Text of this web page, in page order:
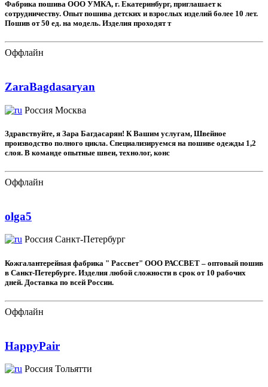
Фабрика пошива ООО УМКА, г. Екатеринбург, приглашает к
сотрудничеству. Опыт пошива детских и взрослых изделий более 10 лет.
Пошив от 50 ед. на модель. Изделия проходят т
Оффлайн
ZaraBagdasaryan
Россия Москва
Здравствуйте, я Зара Багдасарян! К Вашим услугам, Швейное
производство полного цикла. Специализируемся на пошиве одежды 1,2
слоя. В команде опытные швеи, технолог, конс
Оффлайн
olga5
Россия Санкт-Петербург
Кожгалантерейная фабрика " Рассвет" ООО РАССВЕТ – оптовый пошив
в Санкт-Петербурге. Изделия любой сложности в срок от 10 рабочих
дней. Доставка по всей России.
Оффлайн
HappyPair
Россия Тольятти